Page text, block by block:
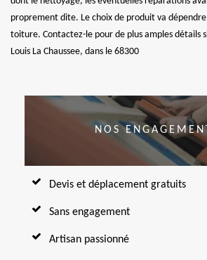
proprement dite. Le choix de produit va
toiture. Contactez-le pour de plus amples détails
Louis La Chaussee, dans le 68300
NOS
Devis et déplacement gratuits
Sans engagement
Artisan passionné